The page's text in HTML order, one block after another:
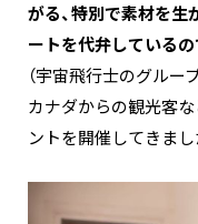
がる、特別で素材を生
ートを代弁している
（宇宙飛行士のグルー
カナダからの観光客
ントを開催してきまし